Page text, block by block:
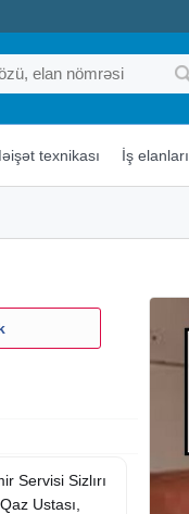
texnikası İş elanları
Servisi Sizlırı
Ustası,